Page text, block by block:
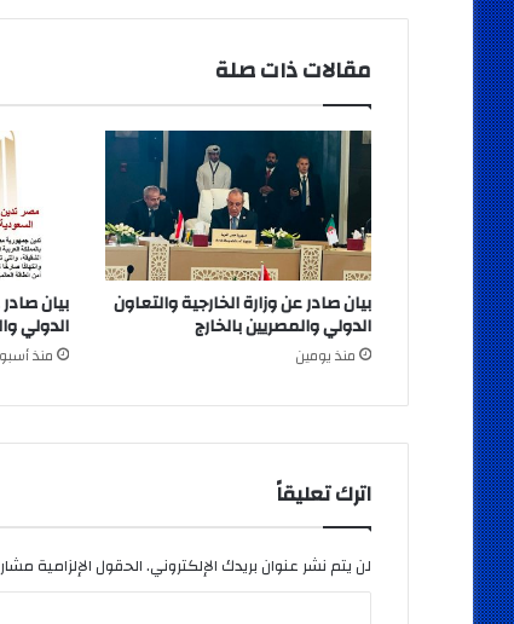
مقالات ذات صلة
بيان صادر عن وزارة الخارجية والتعاون
الدولي والمصريين بالخارج
منذ يومين
بيان
الدولي
منذ
اترك تعليقاً
لن يتم نشر عنوان بريدك الإلكتروني.الحقول الإلزامية